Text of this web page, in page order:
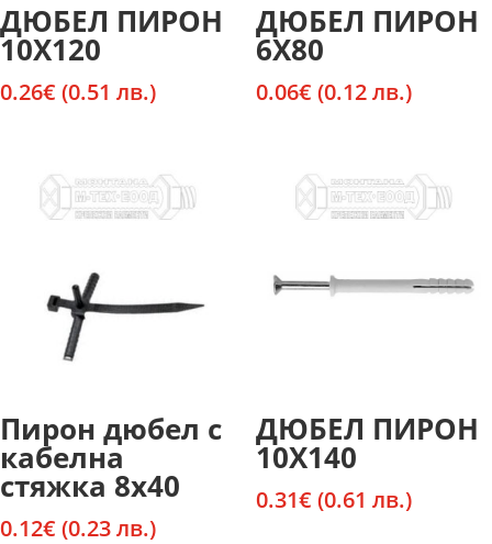
ДЮБЕЛ ПИРОН
10Х120
0.26€ (0.51 лв.)
ДЮБЕЛ ПИРОН
6Х80
0.06€ (0.12 лв.)
Пирон дюбел с
кабелна
стяжка 8х40
0.12€ (0.23 лв.)
ДЮБЕЛ ПИРОН
10Х140
0.31€ (0.61 лв.)